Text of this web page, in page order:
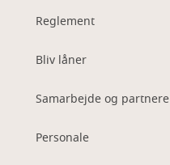
Reglement
Bliv låner
Samarbejde og partnere
Personale